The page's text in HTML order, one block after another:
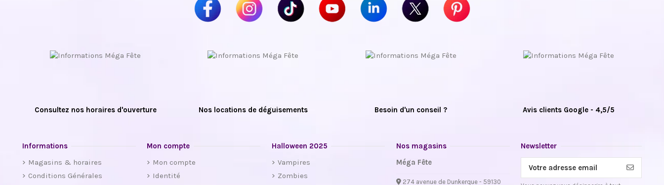
Consultez nos horaires d'ouverture Nos locations de déguisements Besoin d'un conseil ? Avis clients Google - 4,5/5
Informations
Magasins & horaires
Conditions Générales
Mon compte
Mon compte
Identité
Halloween 2025
Vampires
Zombies
Nos magasins
Méga Fête
274 avenue de Dunkerque - 59130
Newsletter